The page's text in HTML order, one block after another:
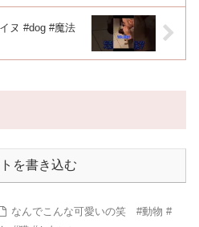
ヌ #dog #魔法
を書き込む
なんでこんな可愛いの笑 #動物 #